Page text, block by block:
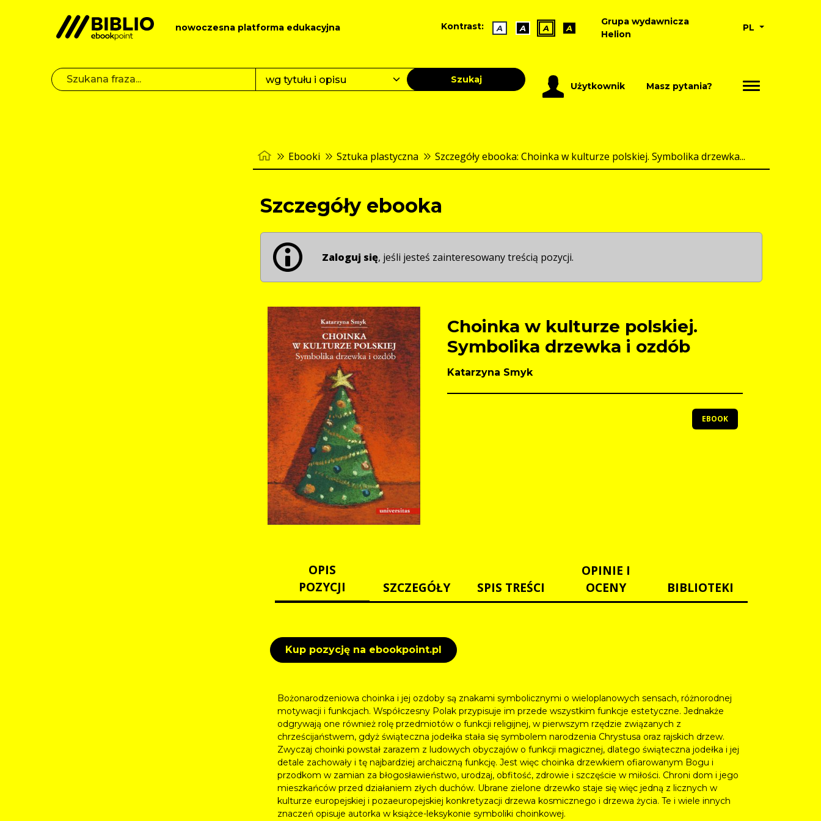
nowoczesna platforma edukacyjna Kontrast: A A A A
Grupa wydawnicza
Helion
PL
Szukaj
Użytkownik Masz pytania?
Ebooki Sztuka plastyczna Szczegóły ebooka: Choinka w kulturze polskiej. Symbolika drzewka...
Szczegóły ebooka
Zaloguj się, jeśli jesteś zainteresowany treścią pozycji.
Choinka w kulturze polskiej.
Symbolika drzewka i ozdób
Katarzyna Smyk
EBOOK
OPIS
POZYCJI
SZCZEGÓŁY SPIS TREŚCI
OPINIE I
OCENY
BIBLIOTEKI
Kup pozycję na ebookpoint.pl
Bożonarodzeniowa choinka i jej ozdoby są znakami symbolicznymi o wieloplanowych sensach, różnorodnej
motywacji i funkcjach. Współczesny Polak przypisuje im przede wszystkim funkcje estetyczne. Jednakże
odgrywają one również rolę przedmiotów o funkcji religijnej, w pierwszym rzędzie związanych z
chrześcijaństwem, gdyż świąteczna jodełka stała się symbolem narodzenia Chrystusa oraz rajskich drzew.
Zwyczaj choinki powstał zarazem z ludowych obyczajów o funkcji magicznej, dlatego świąteczna jodełka i jej
detale zachowały i tę najbardziej archaiczną funkcję. Jest więc choinka drzewkiem ofiarowanym Bogu i
przodkom w zamian za błogosławieństwo, urodzaj, obfitość, zdrowie i szczęście w miłości. Chroni dom i jego
mieszkańców przed działaniem złych duchów. Ubrane zielone drzewko staje się więc jedną z licznych w
kulturze europejskiej i pozaeuropejskiej konkretyzacji drzewa kosmicznego i drzewa życia. Te i wiele innych
znaczeń opisuje autorka w książce-leksykonie symboliki choinkowej.